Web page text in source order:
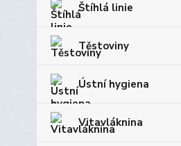
Štíhlá linie
Těstoviny
Ústní hygiena
Vitavláknina